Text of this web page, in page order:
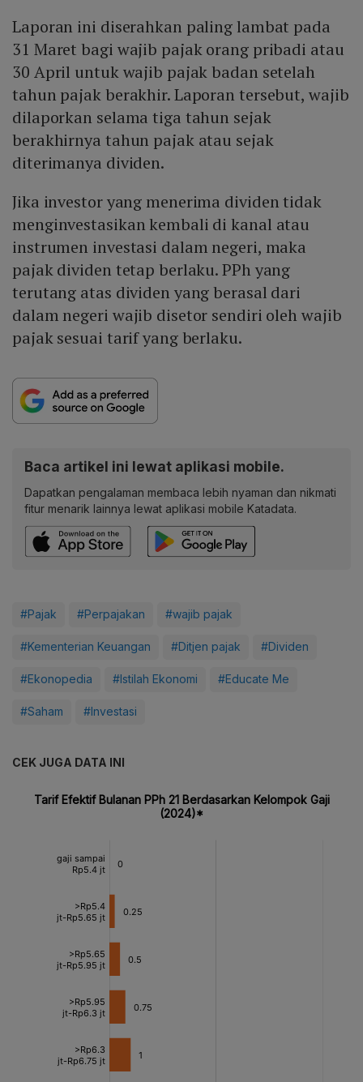
Laporan ini diserahkan paling lambat pada
31 Maret bagi wajib pajak orang pribadi atau
30 April untuk wajib pajak badan setelah
tahun pajak berakhir. Laporan tersebut, wajib
dilaporkan selama tiga tahun sejak
berakhirnya tahun pajak atau sejak
diterimanya dividen.
Jika investor yang menerima dividen tidak
menginvestasikan kembali di kanal atau
instrumen investasi dalam negeri, maka
pajak dividen tetap berlaku. PPh yang
terutang atas dividen yang berasal dari
dalam negeri wajib disetor sendiri oleh wajib
pajak sesuai tarif yang berlaku.
Baca artikel ini lewat aplikasi mobile.
Dapatkan pengalaman membaca lebih nyaman dan nikmati
fitur menarik lainnya lewat aplikasi mobile Katadata.
#Pajak #Perpajakan #wajib pajak
#Kementerian Keuangan #Ditjen pajak #Dividen
#Ekonopedia #Istilah Ekonomi #Educate Me
#Saham #Investasi
CEK JUGA DATA INI